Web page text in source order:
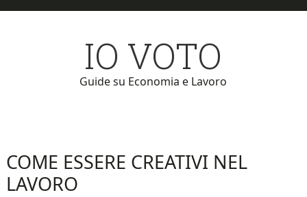
Skip
Skip
IO VOTO
Guide su Economia e Lavoro
COME ESSERE CREATIVI NEL
LAVORO